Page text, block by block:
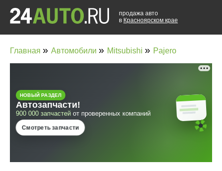
продажа авто
в Красноярском крае
Главная » Автомобили » Mitsubishi » Pajero